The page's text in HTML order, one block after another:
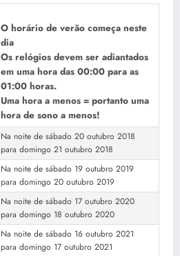
O horário de verão começa neste
dia
Os relógios devem ser adiantados
em uma hora das 00:00 para as
01:00 horas.
Uma hora a menos = portanto uma
hora de sono a menos!
Na noite de sábado 20 outubro 2018
para domingo 21 outubro 2018
Na noite de sábado 19 outubro 2019
para domingo 20 outubro 2019
Na noite de sábado 17 outubro 2020
para domingo 18 outubro 2020
Na noite de sábado 16 outubro 2021
para domingo 17 outubro 2021